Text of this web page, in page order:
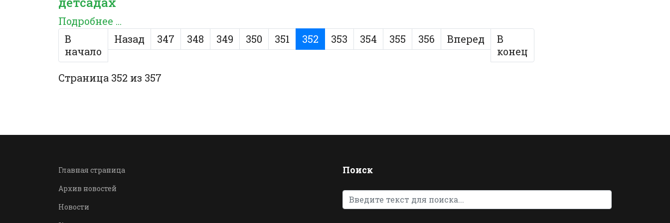
Подробнее ...
В
начало
Назад 347 348 349 350 351 352 353 354 355 356 Вперед
В
конец
Страница 352 из 357
Главная страница
Архив новостей
Новости
Поиск